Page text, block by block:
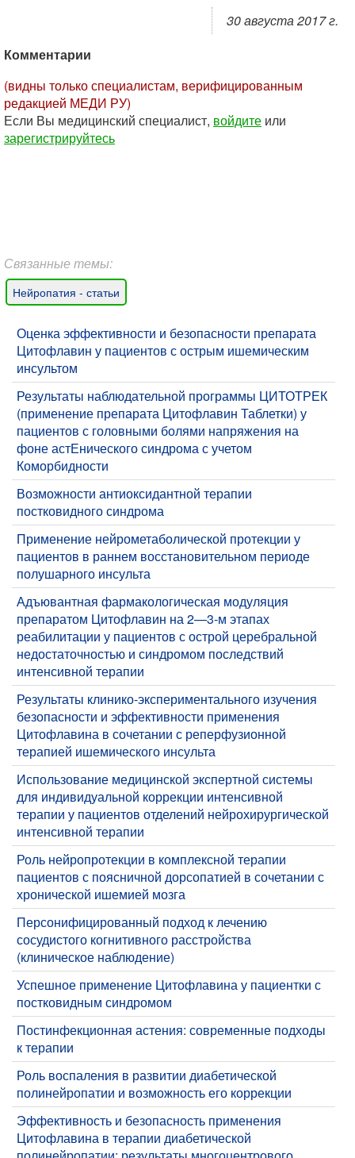
30 августа 2017 г.
Комментарии
(видны только специалистам, верифицированным
редакцией МЕДИ РУ)
Если Вы медицинский специалист, войдите или
зарегистрируйтесь
Связанные темы:
Нейропатия - статьи
Оценка эффективности и безопасности препарата
Цитофлавин у пациентов с острым ишемическим
инсультом
Результаты наблюдательной программы ЦИТОТРЕК
(применение препарата Цитофлавин Таблетки) у
пациентов с головными болями напряжения на
фоне астЕнического синдрома с учетом
Коморбидности
Возможности антиоксидантной терапии
постковидного синдрома
Применение нейрометаболической протекции у
пациентов в раннем восстановительном периоде
полушарного инсульта
Адъювантная фармакологическая модуляция
препаратом Цитофлавин на 2—3-м этапах
реабилитации у пациентов с острой церебральной
недостаточностью и синдромом последствий
интенсивной терапии
Результаты клинико-экспериментального изучения
безопасности и эффективности применения
Цитофлавина в сочетании с реперфузионной
терапией ишемического инсульта
Использование медицинской экспертной системы
для индивидуальной коррекции интенсивной
терапии у пациентов отделений нейрохирургической
интенсивной терапии
Роль нейропротекции в комплексной терапии
пациентов с поясничной дорсопатией в сочетании с
хронической ишемией мозга
Персонифицированный подход к лечению
сосудистого когнитивного расстройства
(клиническое наблюдение)
​Успешное применение Цитофлавина у пациентки с
постковидным синдромом
Постинфекционная астения: современные подходы
к терапии
​Роль воспаления в развитии диабетической
полинейропатии и возможность его коррекции
​Эффективность и безопасность применения
Цитофлавина в терапии диабетической